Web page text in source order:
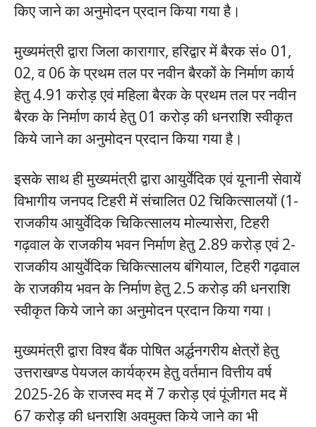
किए जाने का अनुमोदन प्रदान किया गया है।
मुख्यमंत्री द्वारा जिला कारागार, हरिद्वार में बैरक सं० 01,
02, व 06 के प्रथम तल पर नवीन बैरकों के निर्माण कार्य
हेतु 4.91 करोड़ एवं महिला बैरक के प्रथम तल पर नवीन
बैरक के निर्माण कार्य हेतु 01 करोड़ की धनराशि स्वीकृत
किये जाने का अनुमोदन प्रदान किया गया है।
इसके साथ ही मुख्यमंत्री द्वारा आयुर्वेदिक एवं यूनानी सेवायें
विभागीय जनपद टिहरी में संचालित 02 चिकित्सालयों (1-
राजकीय आयुर्वेदिक चिकित्सालय मोल्यासेरा, टिहरी
गढ़वाल के राजकीय भवन निर्माण हेतु 2.89 करोड़ एवं 2-
राजकीय आयुर्वेदिक चिकित्सालय बंगियाल, टिहरी गढ़वाल
के राजकीय भवन के निर्माण हेतु 2.5 करोड़ की धनराशि
स्वीकृत किये जाने का अनुमोदन प्रदान किया गया।
मुख्यमंत्री द्वारा विश्व बैंक पोषित अर्द्धनगरीय क्षेत्रों हेतु
उत्तराखण्ड पेयजल कार्यक्रम हेतु वर्तमान वित्तीय वर्ष
2025-26 के राजस्व मद में 7 करोड़ एवं पूंजीगत मद में
67 करोड़ की धनराशि अवमुक्त किये जाने का भी